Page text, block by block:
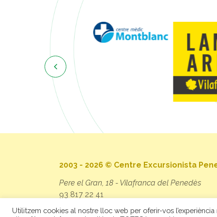

2003 - 2026 © Centre Excursionista
Pere el Gran, 18 - Vilafranca del Penedès
93 817 22 41
secretaria@cep.cat
Utilitzem cookies al nostre lloc web per oferir-vos